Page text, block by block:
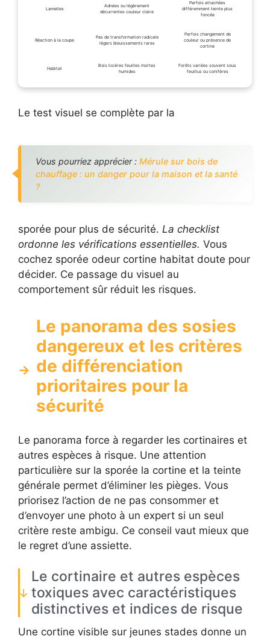
Lamelles
Adnées ou légèrement
décurrentes couleur claire
Parfois attachées
différemment teinte plus
foncée
Réaction à la coupe
Pas de transformation radicale
légers bleuissements rares
Parfois changement de
couleur ou présence de
cortine
Habitat
Bois lisières feuilles mortes
humides
Forêts variées souvent sous
feuillus ou conifères
Le test visuel se complète par la
Vous pourriez apprécier : Mérule sur bois de
chauffage : un danger pour la maison et la santé
?
sporée pour plus de sécurité. La checklist
ordonne les vérifications essentielles. Vous
cochez sporée odeur cortine habitat doute pour
décider. Ce passage du visuel au
comportement sûr réduit les risques.
Le panorama des sosies
dangereux et les critères
de différenciation
prioritaires pour la
sécurité
Le panorama force à regarder les cortinaires et
autres espèces à risque. Une attention
particulière sur la sporée la cortine et la teinte
générale permet d’éliminer les pièges. Vous
priorisez l’action de ne pas consommer et
d’envoyer une photo à un expert si un seul
critère reste ambigu. Ce conseil vaut mieux que
le regret d’une assiette.
Le cortinaire et autres espèces
toxiques avec caractéristiques
distinctives et indices de risque
Une cortine visible sur jeunes stades donne un